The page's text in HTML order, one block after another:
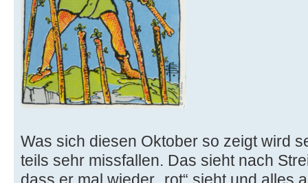
Was sich diesen Oktober so zeigt wird
teils sehr missfallen. Das sieht nach